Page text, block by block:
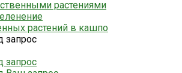
растениями
растений в кашпо
запрос
запрос